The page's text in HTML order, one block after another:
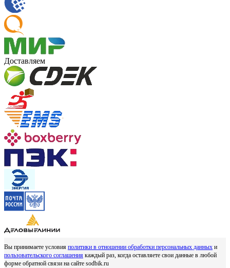
Доставляем
Вы принимаете условия политики в отношении обработки персональных данных и
пользовательского соглашения каждый раз, когда оставляете свои данные в любой
форме обратной связи на сайте sodbik.ru